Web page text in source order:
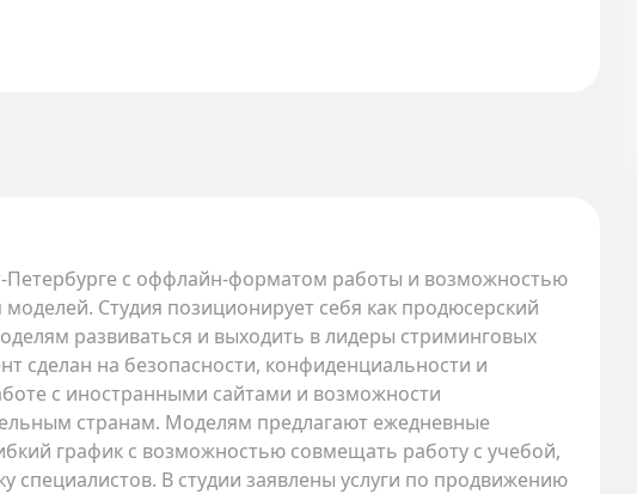
Петербурге с оффлайн-форматом работы и возможностью
Студия позиционирует себя как продюсерский
развиваться и выходить в лидеры стриминговых
сделан на безопасности, конфиденциальности и
с иностранными сайтами и возможности
странам. Моделям предлагают ежедневные
график с возможностью совмещать работу с учебой,
специалистов. В студии заявлены услуги по продвижению